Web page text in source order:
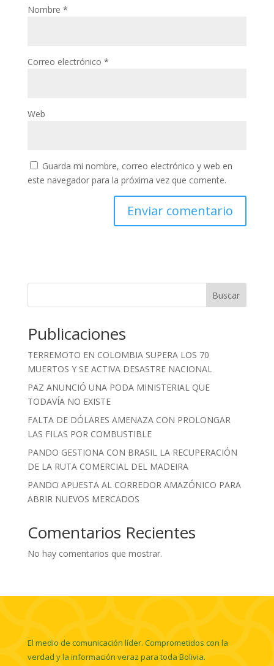
Nombre *
Correo electrónico *
Web
Guarda mi nombre, correo electrónico y web en
este navegador para la próxima vez que comente.
Buscar
Publicaciones
TERREMOTO EN COLOMBIA SUPERA LOS 70
MUERTOS Y SE ACTIVA DESASTRE NACIONAL
PAZ ANUNCIÓ UNA PODA MINISTERIAL QUE
TODAVÍA NO EXISTE
FALTA DE DÓLARES AMENAZA CON PROLONGAR
LAS FILAS POR COMBUSTIBLE
PANDO GESTIONA CON BRASIL LA RECUPERACIÓN
DE LA RUTA COMERCIAL DEL MADEIRA
PANDO APUESTA AL CORREDOR AMAZÓNICO PARA
ABRIR NUEVOS MERCADOS
Comentarios Recientes
No hay comentarios que mostrar.
El medio de comunicación líder. Comprometidos con la
verdad y la información veraz para toda Bolivia.